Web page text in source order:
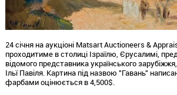
24 січня на аукціоні Matsart Auctioneers &
проходитиме в столиці Ізраїлю, Єрусалимі,
відомого представника українського
Ільї Павіля. Картина під назвою "Гавань"
фарбами оцінюється в 4,500$.